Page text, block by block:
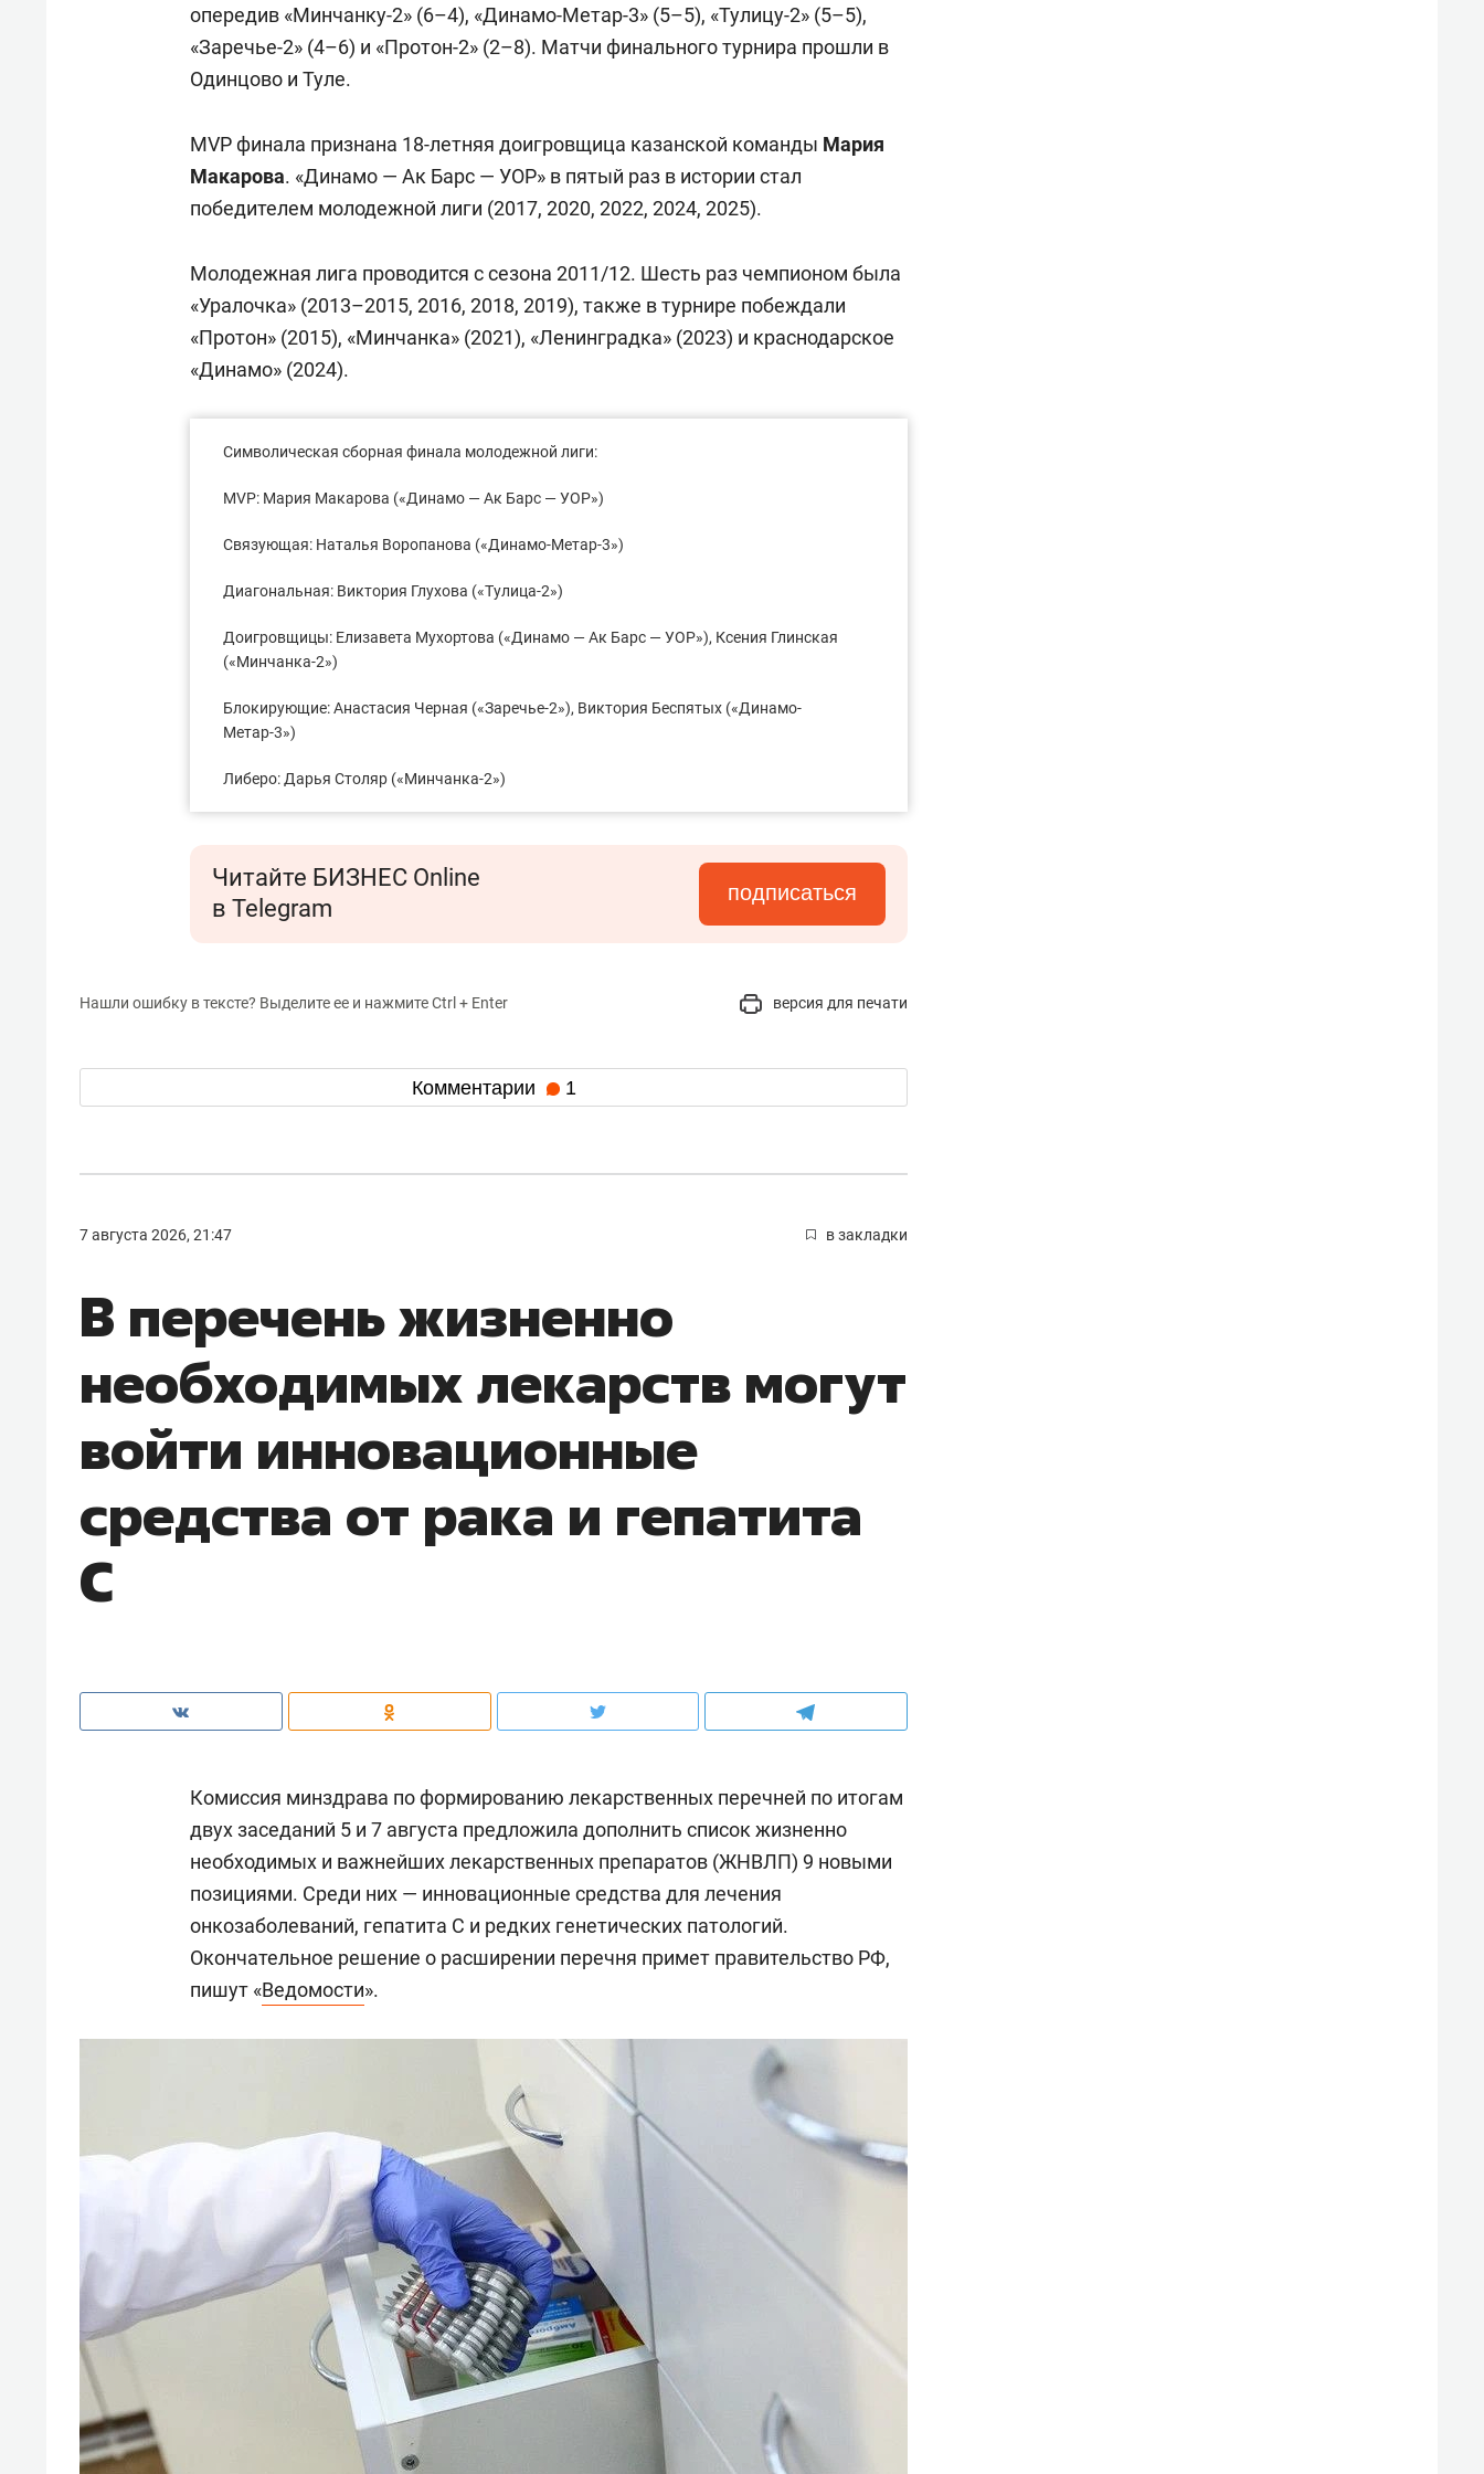
опередив «Минчанку-2» (6–4), «Динамо-Метар-3» (5–5), «Тулицу-2» (5–5),
«Заречье-2» (4–6) и «Протон-2» (2–8). Матчи финального турнира прошли в
Одинцово и Туле.
MVP финала признана 18-летняя доигровщица казанской команды Мария
Макарова. «Динамо — Ак Барс — УОР» в пятый раз в истории стал
победителем молодежной лиги (2017, 2020, 2022, 2024, 2025).
Молодежная лига проводится с сезона 2011/12. Шесть раз чемпионом была
«Уралочка» (2013–2015, 2016, 2018, 2019), также в турнире побеждали
«Протон» (2015), «Минчанка» (2021), «Ленинградка» (2023) и краснодарское
«Динамо» (2024).
Символическая сборная финала молодежной лиги:
MVP: Мария Макарова («Динамо — Ак Барс — УОР»)
Связующая: Наталья Воропанова («Динамо-Метар-3»)
Диагональная: Виктория Глухова («Тулица-2»)
Доигровщицы: Елизавета Мухортова («Динамо — Ак Барс — УОР»), Ксения Глинская
(«Минчанка-2»)
Блокирующие: Анастасия Черная («Заречье-2»), Виктория Беспятых («Динамо-
Метар-3»)
Либеро: Дарья Столяр («Минчанка-2»)
Читайте БИЗНЕС Online
в Telegram
подписаться
Нашли ошибку в тексте? Выделите ее и нажмите Ctrl + Enter версия для печати
Комментарии 1
7 августа 2026, 21:47 в закладки
В перечень жизненно
необходимых лекарств могут
войти инновационные
средства от рака и гепатита
С
Комиссия минздрава по формированию лекарственных перечней по итогам
двух заседаний 5 и 7 августа предложила дополнить список жизненно
необходимых и важнейших лекарственных препаратов (ЖНВЛП) 9 новыми
позициями. Среди них — инновационные средства для лечения
онкозаболеваний, гепатита С и редких генетических патологий.
Окончательное решение о расширении перечня примет правительство РФ,
пишут «Ведомости».